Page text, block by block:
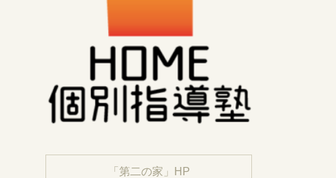
「第二の家」HP